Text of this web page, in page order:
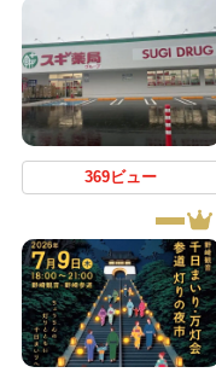
369ビュー